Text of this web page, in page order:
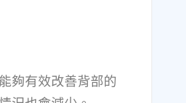
夠有效改善背部的